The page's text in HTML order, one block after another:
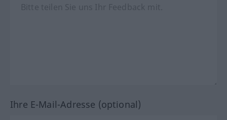
Ihre E-Mail-Adresse (optional)